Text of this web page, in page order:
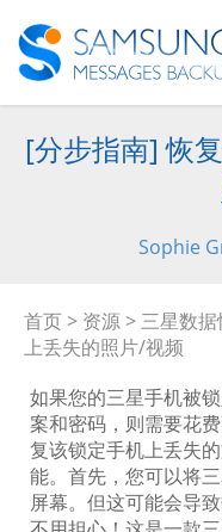
[分步指南] 恢
Sophie
首页 > 资源 > 三星数据
上丢失的照片/视频
如果您的三星手机被
案和密码，则需要花
复该锁定手机上丢失
能。首先，您可以将
屏幕。但这可能会导